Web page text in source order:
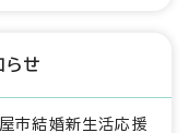
らせ
市結婚新生活応援